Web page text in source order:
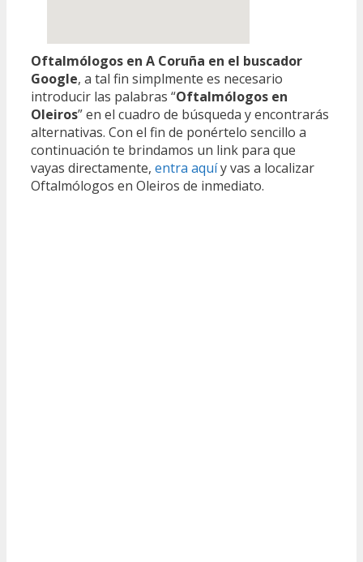
Oftalmólogos en A Coruña en el buscador
Google, a tal fin simplmente es necesario
introducir las palabras “Oftalmólogos en
Oleiros” en el cuadro de búsqueda y encontrarás
alternativas. Con el fin de ponértelo sencillo a
continuación te brindamos un link para que
vayas directamente, entra aquíy vas a localizar
Oftalmólogos en Oleiros de inmediato.